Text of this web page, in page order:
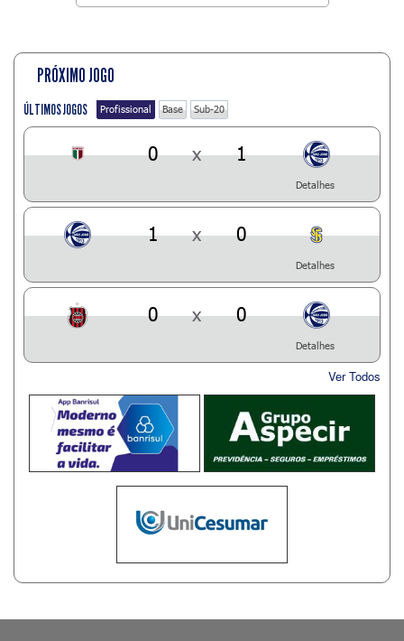
PRÓXIMO JOGO
ÚLTIMOS JOGOS Profissional Base Sub-20
0 x 1
Detalhes
1 x 0
Detalhes
0 x 0
Detalhes
Ver Todos